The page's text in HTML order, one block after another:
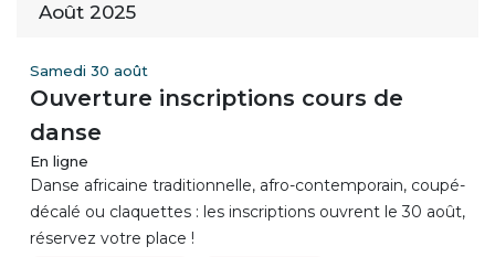
Août 2025
Samedi 30 août
Ouverture inscriptions cours de
danse
En ligne
Danse africaine traditionnelle, afro-contemporain, coupé-
décalé ou claquettes : les inscriptions ouvrent le 30 août,
réservez votre place !